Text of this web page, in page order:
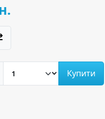
Купити